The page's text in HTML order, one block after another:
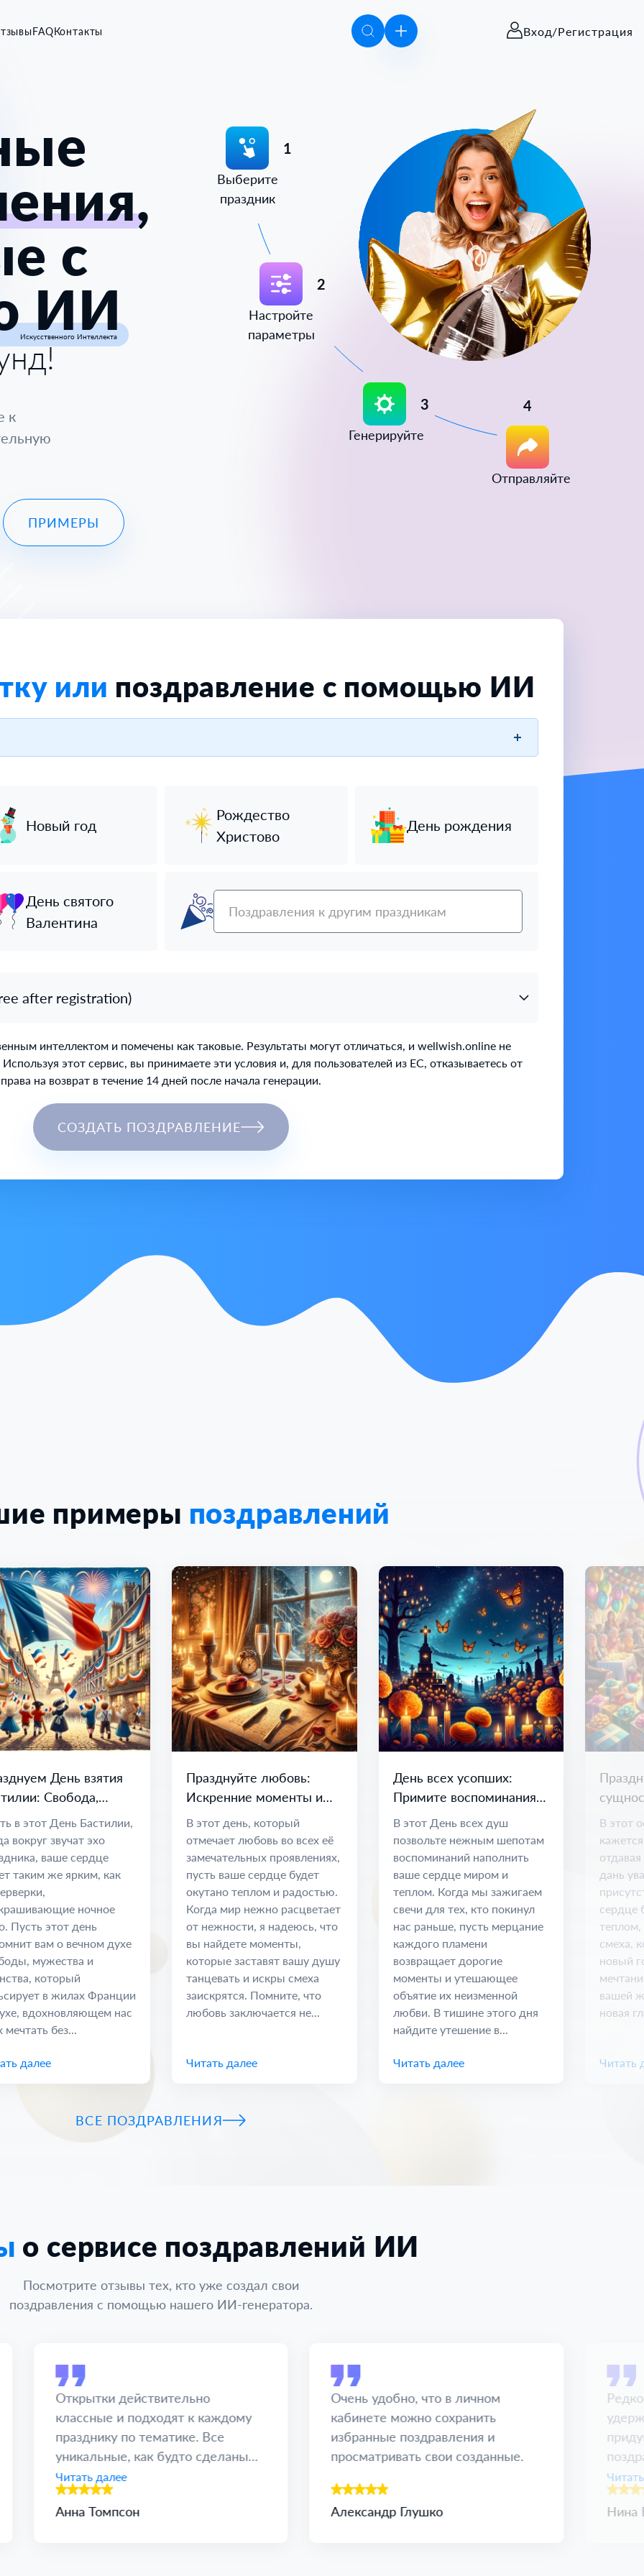
FAQКонтакты Вход/Регистрация
,
с
ИИ
Искусственного Интеллекта
к
ПРИМЕРЫ
1
Выберите
праздник
2
Настройте
параметры
3
Генерируйте
4
Отправляйте
или поздравление с помощью ИИ
Новый год
Рождество
Христово
День рождения
День святого
Валентина
Поздравления к другим праздникам
after registration)
интеллектом и помечены как таковые. Результаты могут отличаться, и wellwish.online не
этот сервис, вы принимаете эти условия и, для пользователей из ЕС, отказываетесь от
права на возврат в течение 14 дней после начала генерации.
СОЗДАТЬ ПОЗДРАВЛЕНИЕ
примеры поздравлений
День взятия
Свобода,
и Надежда
в этот День Бастилии,
вокруг звучат эхо
ваше сердце
таким же ярким, как
ночное
Пусть этот день
вам о вечном духе
мужества и
который
в жилах Франции
вдохновляющем нас
мечтать без...
далее
Празднуйте любовь:
Искренние моменты и
дорогие связи
В этот день, который
отмечает любовь во всех её
замечательных проявлениях,
пусть ваше сердце будет
окутано теплом и радостью.
Когда мир нежно расцветает
от нежности, я надеюсь, что
вы найдете моменты,
которые заставят вашу душу
танцевать и искры смеха
заискрятся. Помните, что
любовь заключается не...
Читать далее
День всех усопших:
Примите воспоминания и
вечные узы
В этот День всех душ
позвольте нежным шепотам
воспоминаний наполнить
ваше сердце миром и
теплом. Когда мы зажигаем
свечи для тех, кто покинул
нас раньше, пусть мерцание
каждого пламени
возвращает дорогие
моменты и утешающее
объятие их неизменной
любви. В тишине этого дня
найдите утешение в...
Читать далее
В этот
дань
сердце
теплом,
смеха,
новый
вашей
новая
Читать
ВСЕ ПОЗДРАВЛЕНИЯ
о сервисе поздравлений ИИ
Посмотрите отзывы тех, кто уже создал свои
поздравления с помощью нашего ИИ-генератора.
Открытки действительно
классные и подходят к каждому
празднику по тематике. Все
уникальные, как будто сделаны
вручную.
Читать далее
Анна Томпсон
Очень удобно, что в личном
кабинете можно сохранить
избранные поздравления и
просматривать свои созданные.
Александр Глушко Нина